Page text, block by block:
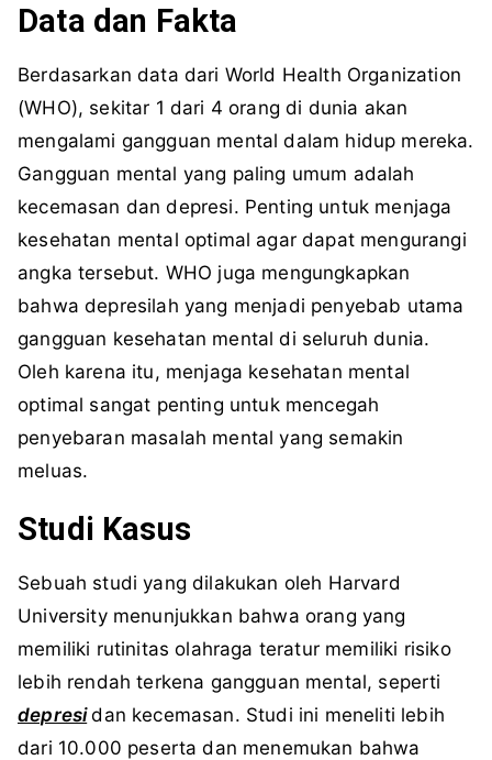
Data dan Fakta
Berdasarkan data dari World Health Organization
(WHO), sekitar 1 dari 4 orang di dunia akan
mengalami gangguan mental dalam hidup mereka.
Gangguan mental yang paling umum adalah
kecemasan dan depresi. Penting untuk menjaga
kesehatan mental optimal agar dapat mengurangi
angka tersebut. WHO juga mengungkapkan
bahwa depresilah yang menjadi penyebab utama
gangguan kesehatan mental di seluruh dunia.
Oleh karena itu, menjaga kesehatan mental
optimal sangat penting untuk mencegah
penyebaran masalah mental yang semakin
meluas.
Studi Kasus
Sebuah studi yang dilakukan oleh Harvard
University menunjukkan bahwa orang yang
memiliki rutinitas olahraga teratur memiliki risiko
lebih rendah terkena gangguan mental, seperti
depresi dan kecemasan. Studi ini meneliti lebih
dari 10.000 peserta dan menemukan bahwa